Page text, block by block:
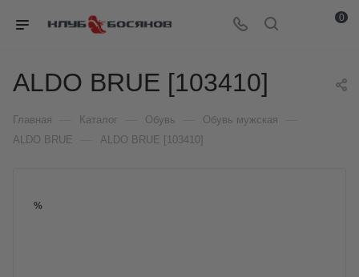
0
ALDO BRUE [103410]
Главная Каталог Обувь Обувь мужская
ALDO BRUE ALDO BRUE [103410]
%